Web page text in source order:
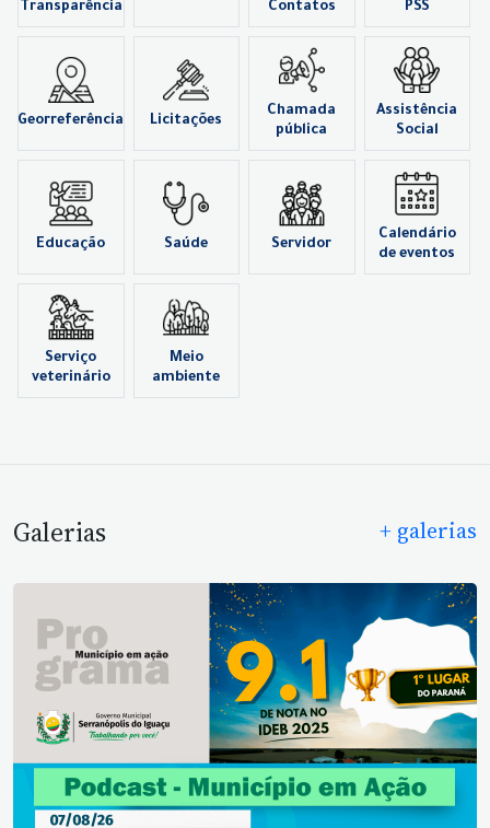
Transparência Contatos PSS
Georreferência Licitações
Chamada
pública
Assistência
Social
Educação Saúde Servidor
Calendário
de eventos
Serviço
veterinário
Meio
ambiente
Galerias + galerias